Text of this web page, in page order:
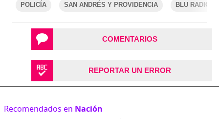
POLICÍA SAN ANDRÉS Y PROVIDENCIA BLU RADIO
COMENTARIOS
REPORTAR UN ERROR
Recomendados en Nación